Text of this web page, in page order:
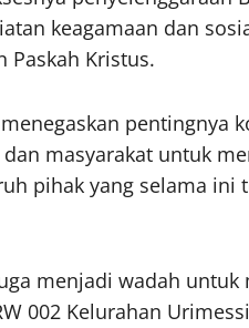
keagamaan dan
Paskah Kristus.
pentingnya
masyarakat untuk
pihak yang selama ini
menjadi wadah
002 Kelurahan